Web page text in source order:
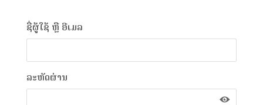
ຊື່ຜູ້ໃຊ້ ຫຼື ອີເມລ
ລະຫັດຜ່ານ